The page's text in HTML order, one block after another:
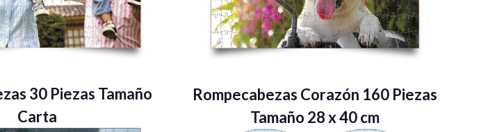
30 Piezas Tamaño
Carta
Rompecabezas Corazón 160 Piezas
Tamaño 28 x 40 cm